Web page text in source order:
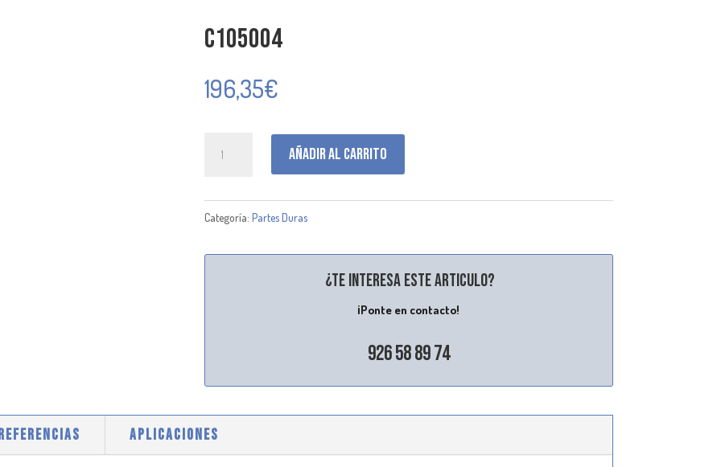
C105004
196,35€
Añadir al carrito
Categoría: Partes Duras
¿Te interesa este articulo?
¡Ponte en contacto!
926 58 89 74
APLICACIONES